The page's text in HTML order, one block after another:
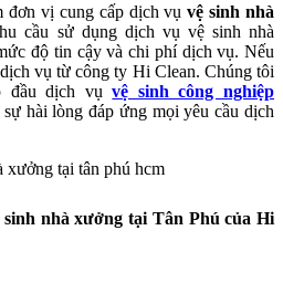
đơn vị cung cấp dịch vụvệ sinh nhà
cầu sử dụng dịch vụ vệ sinh nhà
độ tin cậy và chi phí dịch vụ. Nếu
vụ từ công ty Hi Clean. Chúng tôi
đầu dịch vụvệ sinh công nghiệp
hài lòng đáp ứng mọi yêu cầu dịch
nhà xưởng tại Tân Phú của Hi